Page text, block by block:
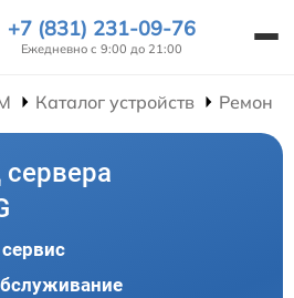
+7 (831) 231-09-76
Ежедневно с 9:00 до 21:00
Каталог устройств Ремонт